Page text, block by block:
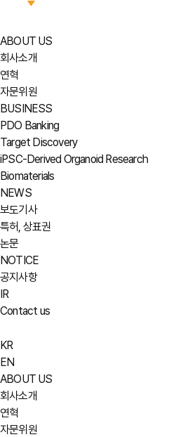
ABOUT US
회사소개
연혁
자문위원
BUSINESS
PDO Banking
Target Discovery
iPSC-Derived Organoid Research
Biomaterials
NEWS
보도기사
특허, 상표권
논문
NOTICE
공지사항
IR
Contact us
KR
EN
ABOUT US
회사소개
연혁
자문위원